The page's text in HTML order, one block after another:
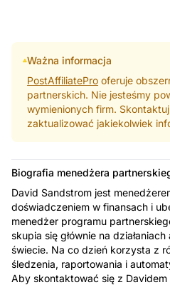
Ważna informacja
PostAffiliatePro oferuje
partnerskich. Nie jesteśmy
wymienionych firm.
zaktualizować jakiekolwiek
Biografia menedżera
David Sandstrom jest
doświadczeniem w finansach i
menedżer programu
skupia się głównie na
świecie. Na co dzień korzysta z
śledzenia, raportowania i
Aby skontaktować się z